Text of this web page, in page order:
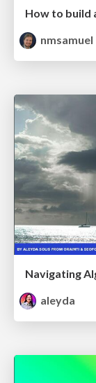
nmsamuel
aleyda